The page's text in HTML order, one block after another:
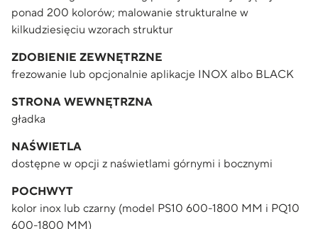
ponad 200 kolorów; malowanie strukturalne w
kilkudziesięciu wzorach struktur
ZDOBIENIE ZEWNĘTRZNE
frezowanie lub opcjonalnie aplikacje INOX albo BLACK
STRONA WEWNĘTRZNA
gładka
NAŚWIETLA
dostępne w opcji z naświetlami górnymi i bocznymi
POCHWYT
kolor inox lub czarny (model PS10 600-1800 MM i PQ10
600-1800 MM)